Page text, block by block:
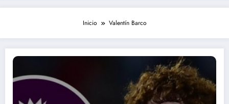
Inicio Valentín Barco